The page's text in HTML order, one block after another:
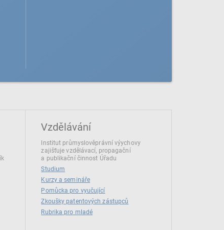
Vzdělávání
Institut průmyslověprávní výychovy
zajišťuje vzdělávací, propagační
a publikační činnost Úřadu
Studium
Kurzy a semináře
Pomůcka pro vyučující
Zkoušky patentových zástupců
Rubrika pro mladé